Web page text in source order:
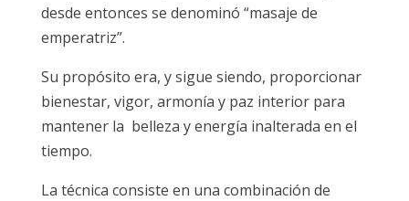
desde entonces se denominó “masaje de
emperatriz”.
Su propósito era, y sigue siendo, proporcionar
bienestar, vigor, armonía y paz interior para
mantener la belleza y energía inalterada en el
tiempo.
La técnica consiste en una combinación de